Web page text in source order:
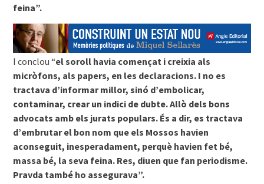
feina”.
I conclou “el soroll havia començat i creixia als
micròfons, als papers, en les declaracions. I no es
tractava d’informar millor, sinó d’embolicar,
contaminar, crear un indici de dubte. Allò dels bons
advocats amb els jurats populars. És a dir, es tractava
d’embrutar el bon nom que els Mossos havien
aconseguit, inesperadament, perquè havien fet bé,
massa bé, la seva feina. Res, ­diuen que fan periodisme.
Pravda també ho assegurava”.